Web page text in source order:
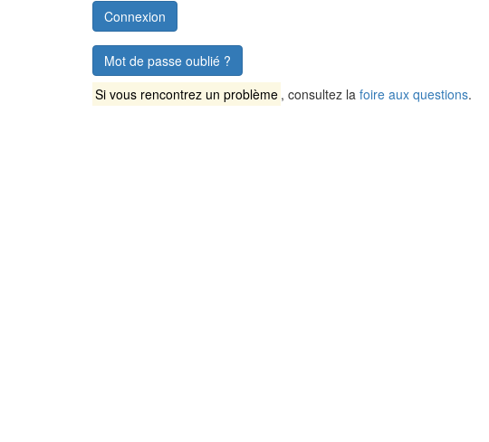
Mot de passe oublié ?
Si vous rencontrez un problème , consultez la foire aux questions.